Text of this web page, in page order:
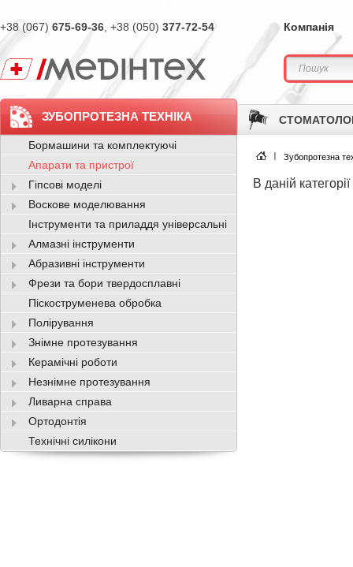
Компанія
+38 (067) 675-69-36 , +38 (050) 377-72-54
Зубопротезна
В даній
ЗУБОПРОТЕЗНА ТЕХНІКА
Бормашини та комплектуючі
Апарати та пристрої
Гіпсові моделі
Воскове моделювання
Інструменти та приладдя універсальні
Алмазні інструменти
Абразивні інструменти
Фрези та бори твердосплавні
Піскоструменева обробка
Полірування
Знімне протезування
Керамічні роботи
Незнімне протезування
Ливарна справа
Ортодонтія
Технічні силікони